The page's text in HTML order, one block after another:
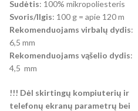
Sudėtis: 100% mikropoliesteris
Svoris/Ilgis: 100 g = apie 120 m
Rekomenduojams virbalų dydis:
6,5 mm
Rekomenduojams vąšelio dydis:
4,5 mm
!!! Dėl skirtingų kompiuterių ir
telefonų ekranų parametrų bei